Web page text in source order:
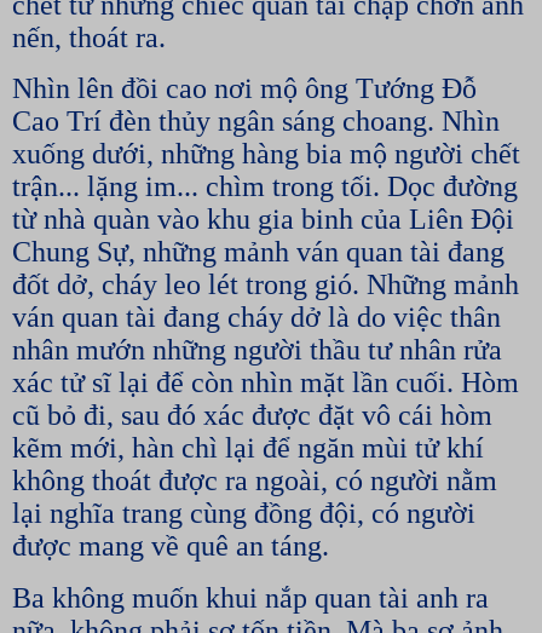
nến, thoát ra.
Nhìn lên đồi cao nơi mộ ông Tướng Đỗ
Cao Trí đèn thủy ngân sáng choang. Nhìn
xuống dưới, những hàng bia mộ người chết
trận... lặng im... chìm trong tối. Dọc đường
từ nhà quàn vào khu gia binh của Liên Đội
Chung Sự, những mảnh ván quan tài đang
đốt dở, cháy leo lét trong gió. Những mảnh
ván quan tài đang cháy dở là do việc thân
nhân mướn những người thầu tư nhân rửa
xác tử sĩ lại để còn nhìn mặt lần cuối. Hòm
cũ bỏ đi, sau đó xác được đặt vô cái hòm
kẽm mới, hàn chì lại để ngăn mùi tử khí
không thoát được ra ngoài, có người nằm
lại nghĩa trang cùng đồng đội, có người
được mang về quê an táng.
Ba không muốn khui nắp quan tài anh ra